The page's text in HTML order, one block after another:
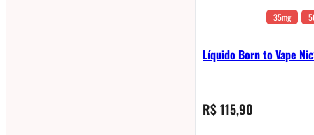
35mg
Líquido Born to Vape
R$115,90